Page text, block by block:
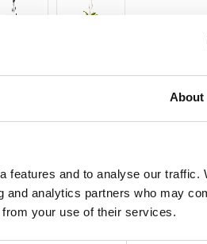
About
features and to analyse our traffic.
analytics partners who may
from your use of their services.
Fri frakt över 995kr Snabba